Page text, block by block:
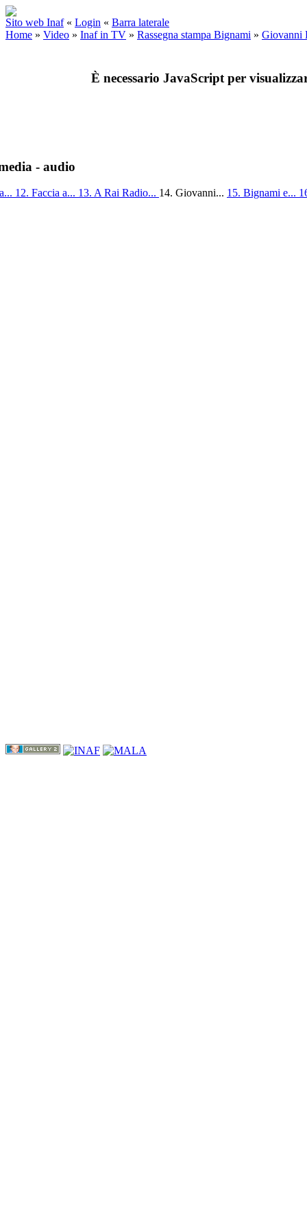
Sito web Inaf « Login « Barra laterale
Home » Video » Inaf in TV » Rassegna stampa Bignami » Giovanni
È necessario JavaScript per
- audio
12. Faccia a... 13. A Rai Radio... 14. Giovanni... 15. Bignami e...